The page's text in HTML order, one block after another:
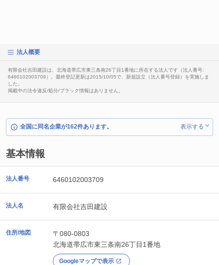
法人概要
有限会社吉田建設は、北海道帯広市東三条南26丁目1番地に所在する法人です（法人番号:
6460102003709）。最終登記更新は2015/10/05で、新規設立（法人番号登録）を実施しま
した。
掲載中の法令違反/処分/ブラック情報はありません。
全国に同名企業が162件あります。 表示する
基本情報
法人番号 6460102003709
法人名 有限会社吉田建設
住所/地図
〒080-0803
北海道帯広市東三条南26丁目1番地
Googleマップで表示